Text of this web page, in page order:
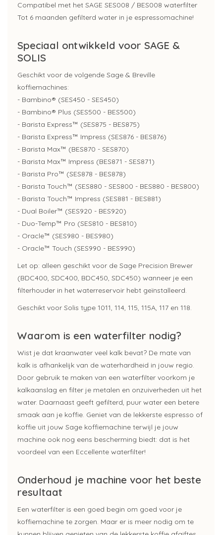
Compatibel met het SAGE SES008 / BES008 waterfilter
Tot 6 maanden gefilterd water in je espressomachine!
Speciaal ontwikkeld voor SAGE &
SOLIS
Geschikt voor de volgende Sage & Breville
koffiemachines:
- Bambino® (SES450 - SES450)
- Bambino® Plus (SES500 - BES500)
- Barista Express™ (SES875 - BES875)
- Barista Express™ Impress (SES876 - BES876)
- Barista Max™ (BES870 - SES870)
- Barista Max™ Impress (BES871 - SES871)
- Barista Pro™ (SES878 - BES878)
- Barista Touch™ (SES880 - SES800 - BES880 - BES800)
- Barista Touch™ Impress (SES881 - BES881)
- Dual Boiler™ (SES920 - BES920)
- Duo-Temp™ Pro (SES810 - BES810)
- Oracle™ (SES980 - BES980)
- Oracle™ Touch (SES990 - BES990)
Let op: alleen geschikt voor de Sage Precision Brewer
(BDC400, SDC400, BDC450, SDC450) wanneer je een
filterhouder in het waterreservoir hebt geïnstalleerd.
Geschikt voor Solis type 1011, 114, 115, 115A, 117 en 118.
Waarom is een waterfilter nodig?
Wist je dat kraanwater veel kalk bevat? De mate van
kalk is afhankelijk van de waterhardheid in jouw regio.
Door gebruik te maken van een waterfilter voorkom je
kalkaanslag en filter je metalen en onzuiverheden uit het
water. Daarnaast geeft gefilterd, puur water een betere
smaak aan je koffie. Geniet van de lekkerste espresso of
koffie uit jouw Sage koffiemachine terwijl je jouw
machine ook nog eens bescherming biedt: dat is het
voordeel van een Eccellente waterfilter!
Onderhoud je machine voor het beste
resultaat
Een waterfilter is een goed begin om goed voor je
koffiemachine te zorgen. Maar er is meer nodig om te